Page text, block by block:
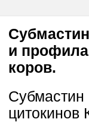
и
коров.
Субмастин
цитокинов